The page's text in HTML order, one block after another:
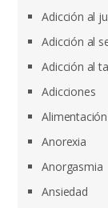
Adicción al
Adicción al
Adicción al
Adicciones
Alimentación
Anorexia
Anorgasmia
Ansiedad